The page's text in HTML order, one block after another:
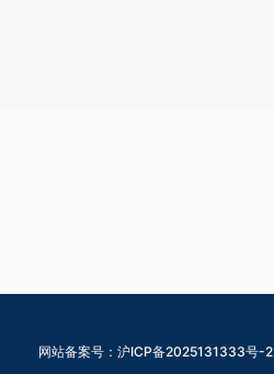
网站备案号：沪ICP备2025131333号-2